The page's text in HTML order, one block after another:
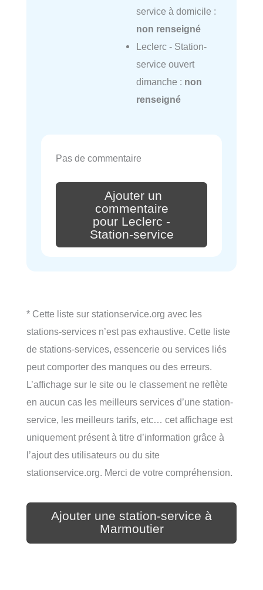
service à domicile :
non renseigné
Leclerc - Station-
service ouvert
dimanche : non
renseigné
Pas de commentaire
Ajouter un
commentaire
pour Leclerc -
Station-service
* Cette liste sur stationservice.org avec les
stations-services n’est pas exhaustive. Cette liste
de stations-services, essencerie ou services liés
peut comporter des manques ou des erreurs.
L’affichage sur le site ou le classement ne reflète
en aucun cas les meilleurs services d’une station-
service, les meilleurs tarifs, etc… cet affichage est
uniquement présent à titre d’information grâce à
l’ajout des utilisateurs ou du site
stationservice.org. Merci de votre compréhension.
Ajouter une station-service à
Marmoutier